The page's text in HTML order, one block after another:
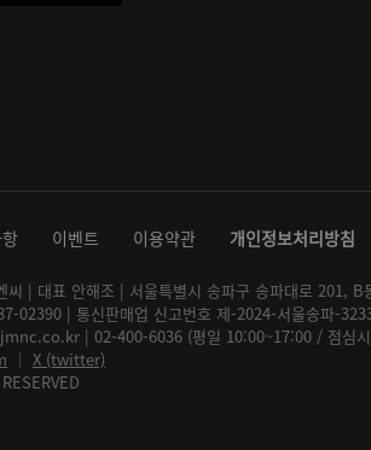
이벤트 이용약관 개인정보처리방침
씨 | 대표 안해조 | 서울특별시 송파구 송파대로 201,
02390 | 통신판매업 신고번호 제-2024-서울송파-
| 02-400-6036 (평일 10:00~17:00 / 점심
│ X (twitter)